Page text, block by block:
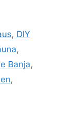
, DIY
,
Banja,
,